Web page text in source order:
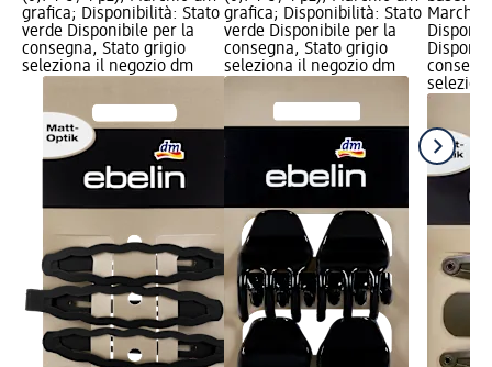
grafica; Disponibilità: Stato
verde Disponibile per la
consegna, Stato grigio
seleziona il negozio dm
grafica; Disponibilità: Stato
verde Disponibile per la
consegna, Stato grigio
seleziona il negozio dm
Marchio